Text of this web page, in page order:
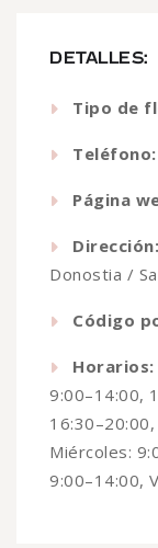
DETALLES:
Tipo de
Teléfono:
Página
Dirección:
Donostia /
Código
Horarios:
9:00–14:00,
Miércoles:
9:00–14:00,